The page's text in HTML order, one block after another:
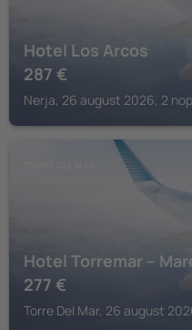
Hotel Los Arcos
287 €
Nerja, 26 august 2026, 2
Hotel Torremar –
277 €
Torre Del Mar, 26 august